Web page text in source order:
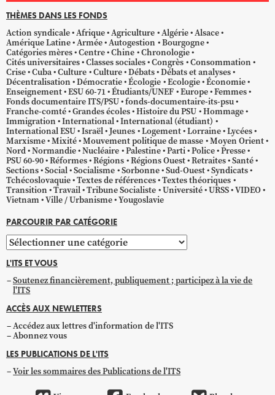
THÈMES DANS LES FONDS
Action syndicale Afrique Agriculture Algérie Alsace
Amérique Latine Armée Autogestion
Bourgogne
Catégories mères Centre Chine Chronologie
Cités universitaires Classes sociales Congrès Consommation
Crise Cuba Culture Culture Débats Débats et analyses
Décentralisation Démocratie Écologie Ecologie Économie
Enseignement ESU 60-71 Étudiants/UNEF Europe Femmes
Fonds documentaire ITS/PSU fonds-documentaire-its-psu
Franche-comté Grandes écoles Histoire du PSU Hommage
Immigration International International (étudiant)
International ESU Israël Jeunes Logement Lorraine Lycées
Marxisme Mixité Mouvement politique de masse Moyen Orient
Nord Normandie Nucléaire Palestine Parti Police Presse
PSU 60-90 Réformes Régions Régions Ouest Retraites Santé
Sections Social Socialisme Sorbonne Sud-Ouest Syndicats
Tchécoslovaquie Textes de références Textes théoriques
Transition Travail Tribune Socialiste Université URSS VIDEO
Vietnam Ville / Urbanisme Yougoslavie
PARCOURIR PAR CATÉGORIE
Parcourir
par
catégorie
L'ITS ET VOUS
Soutenez financièrement, publiquement ; participez à la vie de
l'ITS
ACCÈS AUX NEWLETTERS
Accédez aux lettres d'information de l'ITS
Abonnez vous
LES PUBLICATIONS DE L'ITS
Voir les sommaires des Publications de l'ITS